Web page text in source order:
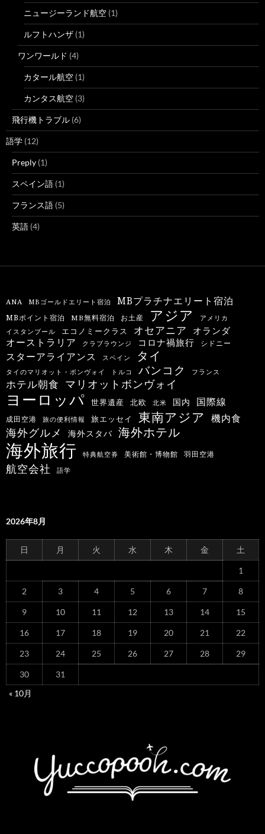
ニュージーランド航空 (1)
ルフトハンザ (1)
ワンワールド (4)
カタール航空 (1)
カンタス航空 (3)
飛行機トラブル (6)
語学 (12)
Preply (1)
スペイン語 (1)
フランス語 (5)
英語 (4)
ANA MBゴールドエリート宿泊 MBプラチナエリート宿泊
MBポイント宿泊 MB無料宿泊 お土産 アジア アメリカ
イスタンブール エコノミークラス オセアニア オランダ
オーストラリア クラブラウンジ コロナ禍旅行 シドニー
スターアライアンス スペイン タイ
タイのマリオット・ボンヴォイ トルコ バンコク フランス
ホテル朝食 マリオットボンヴォイ
ヨーロッパ 世界遺産 北欧 北米 国内 国際線
成田空港 旅の便利情報 旅エッセイ 東南アジア 機内食
海外グルメ 海外スタバ 海外ホテル
海外旅行 特典航空券 美術館・博物館 羽田空港
航空会社 語学
2026年8月
日 月 火 水 木 金 土
1
2 3 4 5 6 7 8
9 10 11 12 13 14 15
16 17 18 19 20 21 22
23 24 25 26 27 28 29
30
31
« 10月